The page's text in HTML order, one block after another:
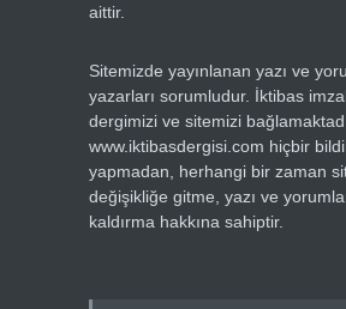
aittir.
Sitemizde yayınlanan yazı ve
yazarları sorumludur. İktibas
dergimizi ve sitemizi
www.iktibasdergisi.com hiçbir
yapmadan, herhangi bir zaman
değişikliğe gitme, yazı ve
kaldırma hakkına sahiptir.